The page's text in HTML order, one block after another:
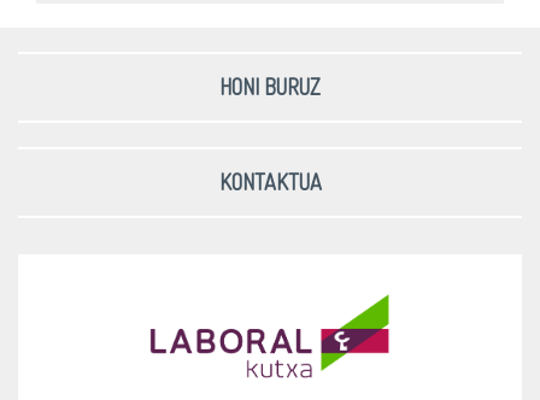
Toloño - 2020-12-14
HONI BURUZ
KONTAKTUA